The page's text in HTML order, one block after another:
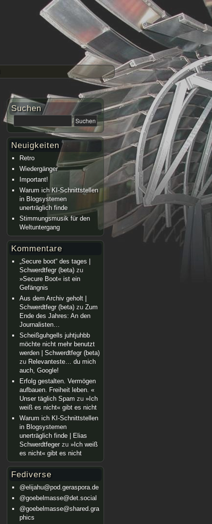
Suchen
Neuigkeiten
Retro
Wiedergänger
Important!
Warum ich KI-Schnittstellen
in Blogsystemen
unerträglich finde
Stimmungsmusik für den
Weltuntergang
Kommentare
„Secure boot“ des tages |
Schwerdtfegr (beta)zu
»Secure Boot« ist ein
Gefängnis
Aus dem Archiv geholt |
Schwerdtfegr (beta)zu Zum
Ende des Jahres: An den
Journalisten…
Scheißguhgells juhtjuhbb
möchte nicht mehr benutzt
werden | Schwerdtfegr (beta)
zu Relevanteste… du mich
auch, Google!
Erfolg gestalten. Vermögen
aufbauen. Freiheit leben. «
Unser täglich Spam zu »Ich
weiß es nicht« gibt es nicht
Warum ich KI-Schnittstellen
in Blogsystemen
unerträglich finde | Elias
Schwerdtfegerzu »Ich weiß
es nicht« gibt es nicht
Fediverse
@elijahu@pod.geraspora.de
@goebelmasse@det.social
@goebelmasse@shared.gra
phics